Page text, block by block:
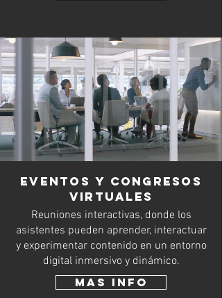
eventos y congresos
virtuales
Reuniones interactivas, donde los
asistentes pueden aprender, interactuar
y experimentar contenido en un entorno
digital inmersivo y dinámico.
Mas INfo